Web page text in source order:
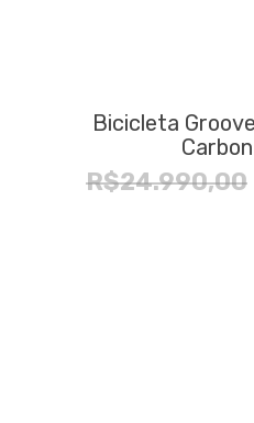
Bicicleta
R$24.990,00